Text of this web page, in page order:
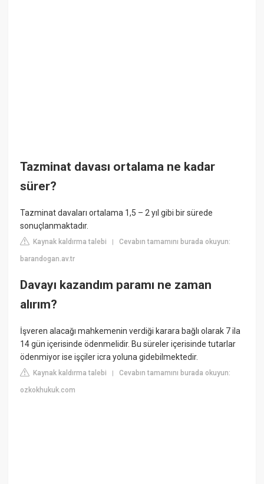
Tazminat davası ortalama ne kadar
sürer?
Tazminat davaları ortalama 1,5 – 2 yıl gibi bir sürede
sonuçlanmaktadır.
Kaynak kaldırma talebi |Cevabın tamamını burada okuyun:
barandogan.av.tr
Davayı kazandım paramı ne zaman
alırım?
İşveren alacağı mahkemenin verdiği karara bağlı olarak 7 ila
14 gün içerisinde ödenmelidir. Bu süreler içerisinde tutarlar
ödenmiyor ise işçiler icra yoluna gidebilmektedir.
Kaynak kaldırma talebi |Cevabın tamamını burada okuyun:
ozkokhukuk.com